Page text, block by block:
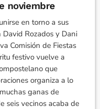
noviembre
en torno a sus
Rozados y Dani
Comisión de Fiestas
festivo vuelve a
que
organiza a lo
ganas de
seis vecinos acaba de